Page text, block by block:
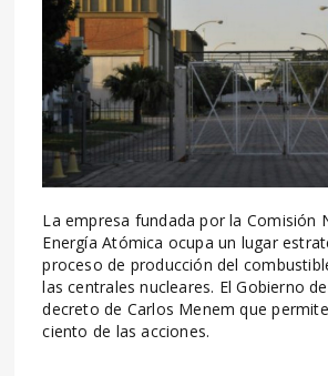
La empresa fundada por la Comisión
Energía Atómica ocupa un lugar
proceso de producción del
las centrales nucleares. El Gobierno
decreto de Carlos Menem que
ciento de las acciones.